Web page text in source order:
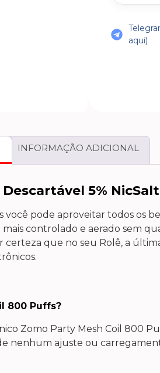
aqui)
INFORMAÇÃO ADICIONAL
5% NicSalt
pode aproveitar todos os
controlado e aerado sem
que no seu Rolê, a
800 Puffs?
Zomo Party Mesh Coil 800
nenhum ajuste ou